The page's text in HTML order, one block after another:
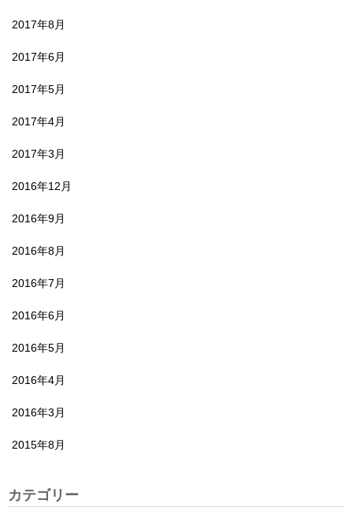
2017年8月
2017年6月
2017年5月
2017年4月
2017年3月
2016年12月
2016年9月
2016年8月
2016年7月
2016年6月
2016年5月
2016年4月
2016年3月
2015年8月
カテゴリー